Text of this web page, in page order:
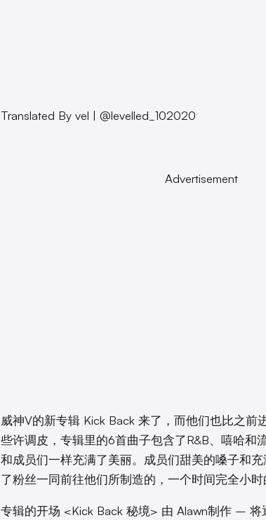
Translated By vel | @levelled_102020
Advertisement
威神V的新专辑 Kick Back 来了，而他们也比之前
些许调皮，专辑里的6首曲子包含了R&B、嘻哈和
和成员们一样充满了美丽。成员们甜美的嗓子和
了粉丝一同前往他们所制造的，一个时间完全小时
专辑的开场 <Kick Back 秘境> 由 Alawn制作 – 将